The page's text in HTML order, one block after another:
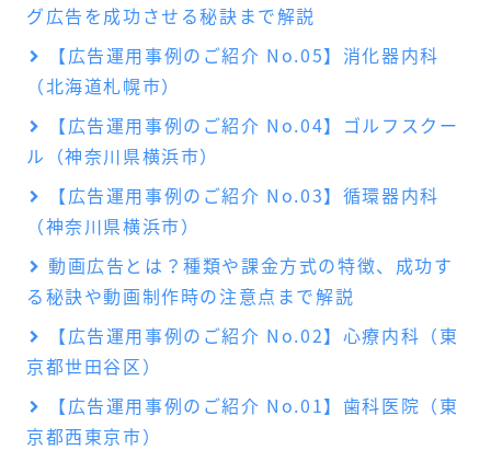
グ広告を成功させる秘訣まで解説
【広告運用事例のご紹介 No.05】消化器内科
（北海道札幌市）
【広告運用事例のご紹介 No.04】ゴルフスクー
ル（神奈川県横浜市）
【広告運用事例のご紹介 No.03】循環器内科
（神奈川県横浜市）
動画広告とは？種類や課金方式の特徴、成功す
る秘訣や動画制作時の注意点まで解説
【広告運用事例のご紹介 No.02】心療内科（東
京都世田谷区）
【広告運用事例のご紹介 No.01】歯科医院（東
京都西東京市）